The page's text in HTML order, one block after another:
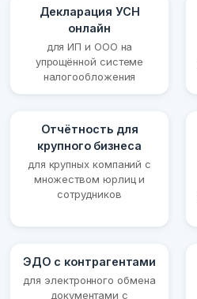
Декларация УСН
онлайн
для ИП и ООО на
упрощённой системе
налогообложения
Отчётность для
крупного бизнеса
для крупных компаний с
множеством юрлиц и
сотрудников
ЭДО с контрагентами
для электронного обмена
документами с